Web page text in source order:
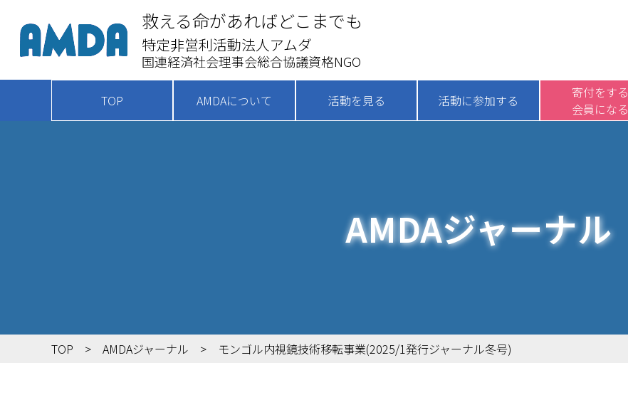
救える命があればどこまでも
特定非営利活動法人アムダ
国連経済社会理事会総合協議資格NGO
TOP AMDAについて 活動を見る 活動に参加する
寄付をする
会員になる
AMDAジャーナル
TOP AMDAジャーナル モンゴル内視鏡技術移転事業(2025/1発行ジャーナル冬号)